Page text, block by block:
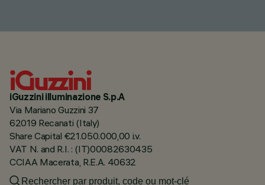
iGuzzini illuminazione S.p.A
Via Mariano Guzzini 37
62019 Recanati (Italy)
Share Capital €21.050.000,00 i.v.
VAT N. and R.I. : (IT)00082630435
CCIAA Macerata, R.E.A. 40632